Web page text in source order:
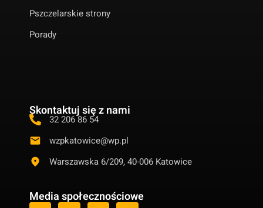
Pszczelarskie strony
Porady
Skontaktuj się z nami
32 206 86 54
wzpkatowice@wp.pl
Warszawska 6/209, 40-006 Katowice
Media społecznościowe